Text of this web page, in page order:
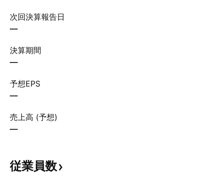
次回決算報告日
—
決算期間
—
予想EPS
—
売上高 (予想)
—
従業員数